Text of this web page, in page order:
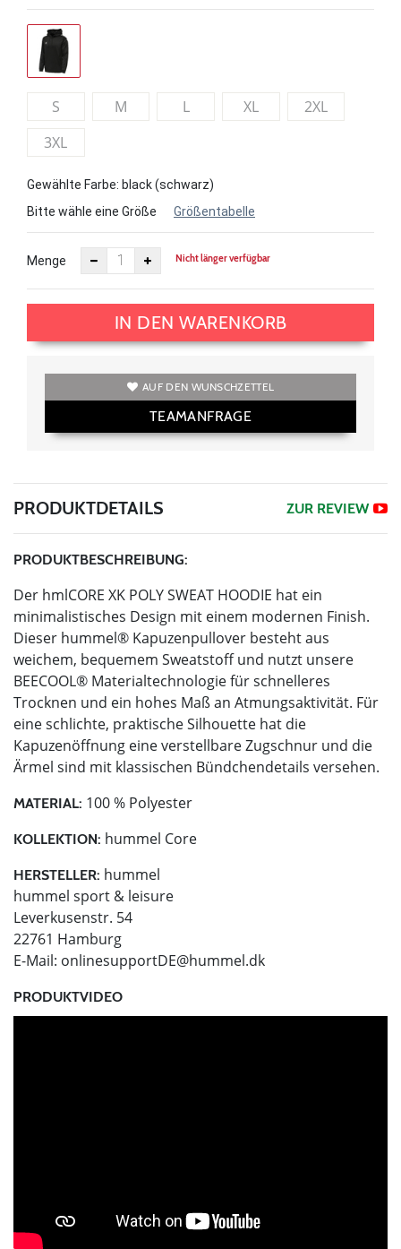
S M L XL
2XL
3XL
Gewählte Farbe: black (schwarz)
Bitte wähle eine Größe
Größentabelle
Menge Nicht länger verfügbar
IN DEN WARENKORB
AUF DEN WUNSCHZETTEL
TEAMANFRAGE
PRODUKTDETAILS ZUR REVIEW
PRODUKTBESCHREIBUNG:
Der hmlCORE XK POLY SWEAT HOODIE hat ein
minimalistisches Design mit einem modernen Finish.
Dieser hummel® Kapuzenpullover besteht aus
weichem, bequemem Sweatstoff und nutzt unsere
BEECOOL® Materialtechnologie für schnelleres
Trocknen und ein hohes Maß an Atmungsaktivität. Für
eine schlichte, praktische Silhouette hat die
Kapuzenöffnung eine verstellbare Zugschnur und die
Ärmel sind mit klassischen Bündchendetails versehen.
MATERIAL: 100 % Polyester
KOLLEKTION: hummel Core
HERSTELLER: hummel
hummel sport & leisure
Leverkusenstr. 54
22761 Hamburg
E-Mail: onlinesupportDE@hummel.dk
PRODUKTVIDEO